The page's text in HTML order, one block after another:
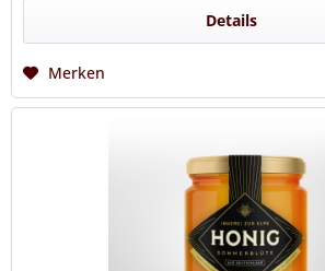
Details
Merken